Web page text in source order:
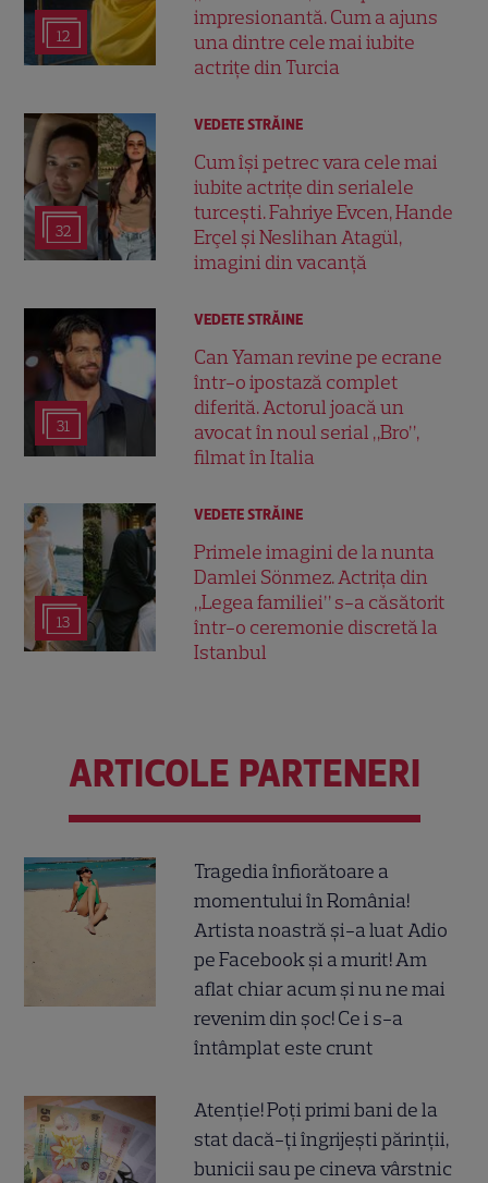
12
impresionantă. Cum a ajuns
una dintre cele mai iubite
actrițe din Turcia
32
VEDETE STRĂINE
Cum își petrec vara cele mai
iubite actrițe din serialele
turcești. Fahriye Evcen, Hande
Erçel și Neslihan Atagül,
imagini din vacanță
31
VEDETE STRĂINE
Can Yaman revine pe ecrane
într-o ipostază complet
diferită. Actorul joacă un
avocat în noul serial „Bro”,
filmat în Italia
13
VEDETE STRĂINE
Primele imagini de la nunta
Damlei Sönmez. Actrița din
„Legea familiei” s-a căsătorit
într-o ceremonie discretă la
Istanbul
ARTICOLE PARTENERI
Tragedia înfiorătoare a
momentului în România!
Artista noastră și-a luat Adio
pe Facebook și a murit! Am
aflat chiar acum și nu ne mai
revenim din șoc! Ce i s-a
întâmplat este crunt
Atenție! Poți primi bani de la
stat dacă-ți îngrijești părinții,
bunicii sau pe cineva vârstnic